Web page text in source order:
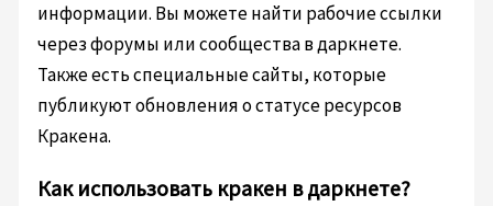
информации. Вы можете найти рабочие ссылки
через форумы или сообщества в даркнете.
Также есть специальные сайты, которые
публикуют обновления о статусе ресурсов
Кракена.
Как использовать кракен в даркнете?